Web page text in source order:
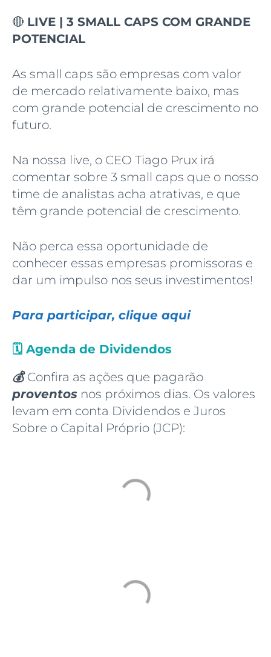
🔴 LIVE | 3 SMALL CAPS COM GRANDE
POTENCIAL
As small caps são empresas com valor
de mercado relativamente baixo, mas
com grande potencial de crescimento no
futuro.
Na nossa live, o CEO Tiago Prux irá
comentar sobre 3 small caps que o nosso
time de analistas acha atrativas, e que
têm grande potencial de crescimento.
Não perca essa oportunidade de
conhecer essas empresas promissoras e
dar um impulso nos seus investimentos!
Para participar, clique aqui
🗓️ Agenda de Dividendos
💰Confira as ações que pagarão
proventos nos próximos dias. Os valores
levam em conta Dividendos e Juros
Sobre o Capital Próprio (JCP):